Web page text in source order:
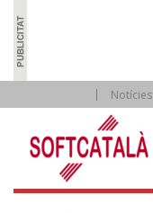
Notícies